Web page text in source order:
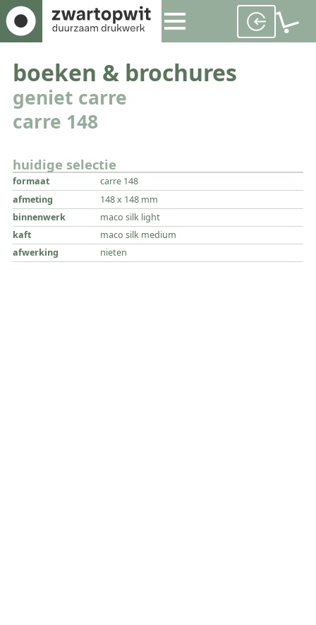
boeken & brochures
geniet carre
carre 148
huidige selectie
formaat
carre 148
afmeting
148 x 148 mm
binnenwerk
maco silk light
kaft
maco silk medium
afwerking
nieten